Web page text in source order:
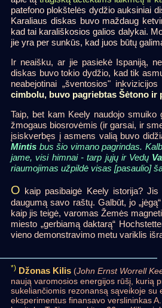
patefono plokštelės dydžio auksiniai
Karaliaus diskas buvo maždaug
kad tai karališkosios galios dalykai.
jie yra per sunkūs, kad juos būtų
Ir neaišku, ar jie pasiekė Ispaniją,
diskas buvo tokio dydžio, kad tik
neabejotinai „šventosios"
cimbolu, buvo pagriebtas Šėtono ir
Taip, bet kam Keely naudojo smuiko
žmogaus biosrovėmis (ir garsai, ir
įsiskverbęs į asmens valią buvo
Mintis bus šio vimano pagrindas.
jame, visi himnai - tarp jųjų ir Vedų
riaumojimas užpildė visas [pasaulio]
O kaip pasibaigė Keely istorija?
daugumą savo raštų. Galbūt, jo
kaip jis teigė, varomas Žemės
miesto „gerbiamą daktarą“
vieno demonstravimo metu variklis
*) Džonas Kilis (John Ernst Worrell
naują varomosios energijos rūšį, kurią
sukeliančiomis rezonansą sąveikoje su
eksperimentus finansavo verslininkas